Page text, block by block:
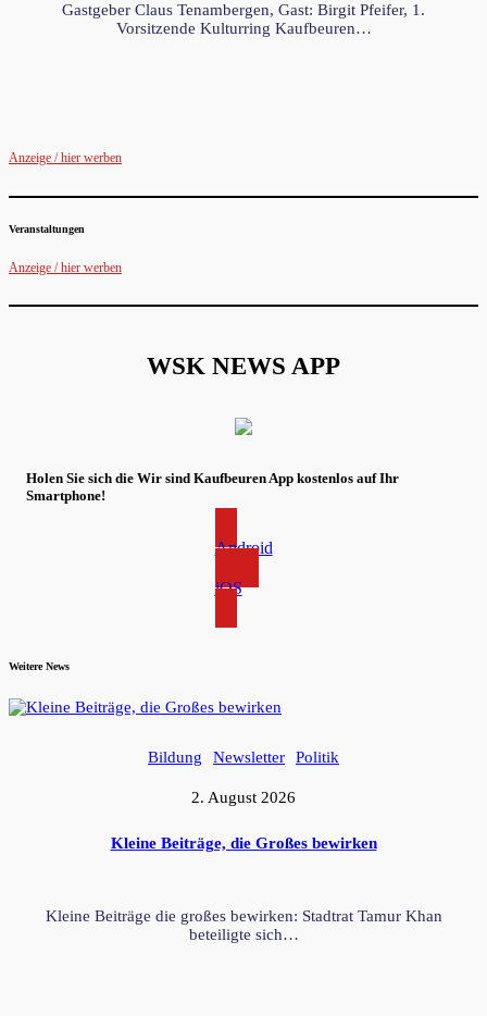
Gastgeber Claus Tenambergen, Gast: Birgit Pfeifer, 1.
Vorsitzende Kulturring Kaufbeuren…
Anzeige / hier werben
Veranstaltungen
Anzeige / hier werben
WSK NEWS APP
Holen Sie sich die Wir sind Kaufbeuren App kostenlos auf Ihr
Smartphone!
Android
iOS
Weitere News
Bildung Newsletter Politik
2. August 2026
Kleine Beiträge, die Großes bewirken
Kleine Beiträge die großes bewirken: Stadtrat Tamur Khan
beteiligte sich…